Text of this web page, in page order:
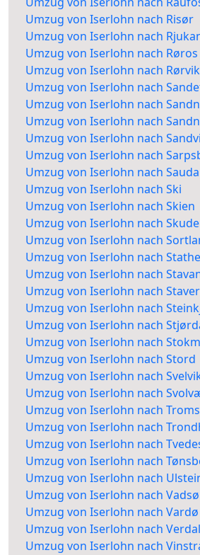
Umzug von Iserlohn nach Risør
Umzug von Iserlohn nach
Umzug von Iserlohn nach Røros
Umzug von Iserlohn nach Rørvik
Umzug von Iserlohn nach
Umzug von Iserlohn nach
Umzug von Iserlohn nach
Umzug von Iserlohn nach
Umzug von Iserlohn nach
Umzug von Iserlohn nach Sauda
Umzug von Iserlohn nach Ski
Umzug von Iserlohn nach Skien
Umzug von Iserlohn nach
Umzug von Iserlohn nach
Umzug von Iserlohn nach
Umzug von Iserlohn nach
Umzug von Iserlohn nach
Umzug von Iserlohn nach
Umzug von Iserlohn nach
Umzug von Iserlohn nach
Umzug von Iserlohn nach Stord
Umzug von Iserlohn nach
Umzug von Iserlohn nach
Umzug von Iserlohn nach
Umzug von Iserlohn nach
Umzug von Iserlohn nach
Umzug von Iserlohn nach
Umzug von Iserlohn nach
Umzug von Iserlohn nach Vadsø
Umzug von Iserlohn nach Vardø
Umzug von Iserlohn nach Verdal
Umzug von Iserlohn nach